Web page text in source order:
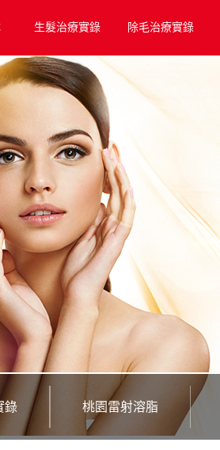
生髮治療實錄 除毛治療實錄
錄 桃園雷射溶脂